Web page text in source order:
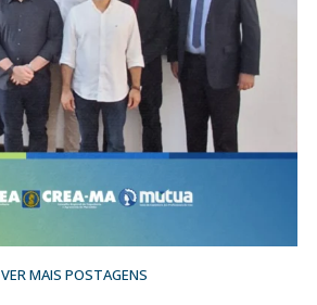
VER MAIS POSTAGENS